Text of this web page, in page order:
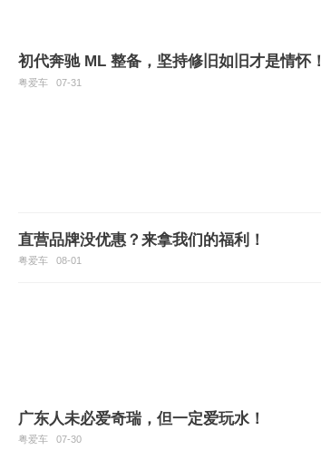
初代奔驰 ML 整备，坚持修旧如旧才是情怀！
粤爱车 07-31
直营品牌没优惠？来拿我们的福利！
粤爱车 08-01
广东人未必爱奇瑞，但一定爱玩水！
粤爱车 07-30